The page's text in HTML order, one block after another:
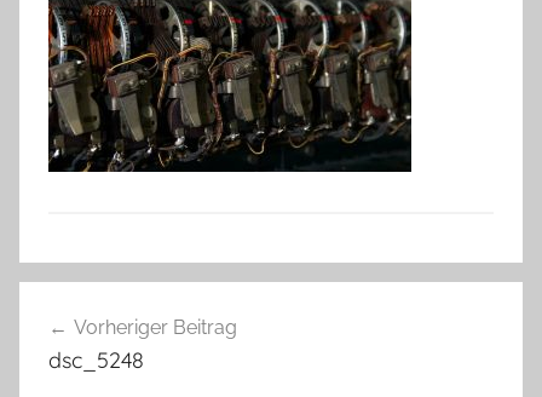
Vorheriger Beitrag
dsc_5248